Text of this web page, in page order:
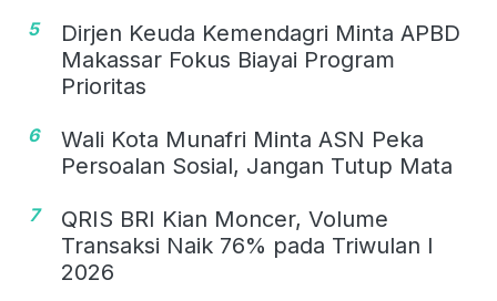
5
Dirjen Keuda Kemendagri Minta APBD
Makassar Fokus Biayai Program
Prioritas
6
Wali Kota Munafri Minta ASN Peka
Persoalan Sosial, Jangan Tutup Mata
7
QRIS BRI Kian Moncer, Volume
Transaksi Naik 76% pada Triwulan I
2026